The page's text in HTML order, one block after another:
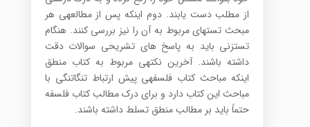
از مطلب دست یابند. دوم اینکه پس از مطالعه­ی هر
مبحث تست­های مربوط به آن را نیز بررسی کنند. هنگام
تست­زنی باید به پاسخ های تشریحی سوالات دقت
داشته باشند. آخرین نکته­ی مربوط به کتاب منطق
اینکه مباحث کتاب فلسفه­ی پیش ارتباط تنگاتنگی با
مباحث این کتاب دارد و برای درک مطالب کتاب فلسفه
حتماً باید بر مطالب منطق تسلط داشته باشند.